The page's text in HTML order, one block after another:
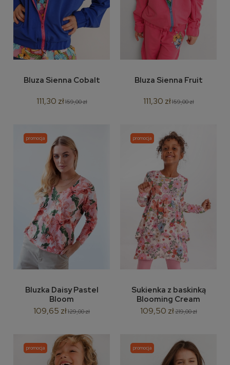
Bluza Sienna Cobalt
111,30 zł159,00 zł
Bluza Sienna Fruit
111,30 zł159,00 zł
Bluzka Daisy Pastel
Bloom
109,65 zł129,00 zł
promocja
Sukienka z baskinką
Blooming Cream
109,50 zł219,00 zł
promocja
promocja promocja